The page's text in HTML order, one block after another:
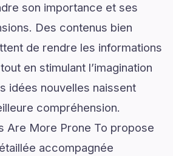
son importance et ses
Des contenus bien
de rendre les informations
en stimulant l’imagination
idées nouvelles naissent
compréhension.
Are More Prone To propose
accompagnée